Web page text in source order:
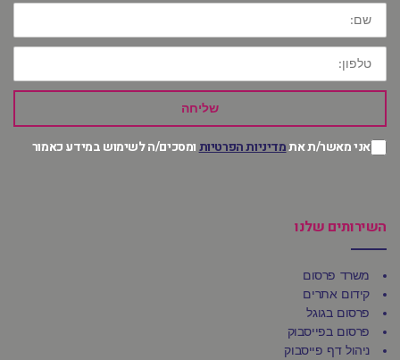
שם:
טלפון:
שליחה
אני מאשר/ת אתמדיניות הפרטיותומסכים/ה לשימוש במידע כאמור
השירותים שלנו
משרד פרסום
קידום אתרים
פרסום בגוגל
פרסום בפייסבוק
ניהול דף פייסבוק